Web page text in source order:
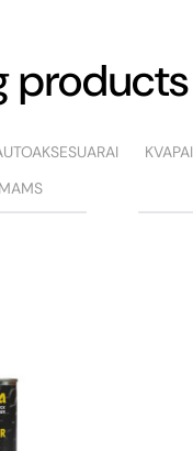
products
KVAPAI